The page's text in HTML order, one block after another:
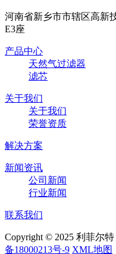
河南省新乡市市辖区高新
E3座
产品中心
天然气过滤器
滤芯
关于我们
关于我们
荣誉资质
解决方案
新闻资讯
公司新闻
行业新闻
联系我们
Copyright © 2025 利菲尔
备18000213号-9 XML地图